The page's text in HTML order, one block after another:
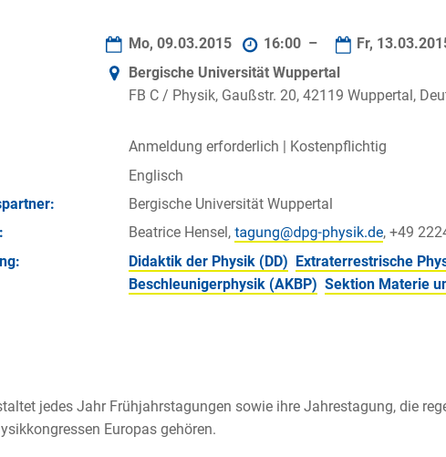
Mo, 09.03.2015 16:00 – Fr,
Bergische Universität Wuppertal
FB C / Physik, Gaußstr. 20, 42119 Wuppertal,
Anmeldung erforderlich | Kostenpflichtig
Englisch
Bergische Universität Wuppertal
Beatrice Hensel,
, +49
Didaktik der Physik (DD) Extraterrestrische
Beschleunigerphysik (AKBP) Sektion Materie
jedes Jahr Frühjahrstagungen sowie ihre Jahrestagung, die
Europas gehören.